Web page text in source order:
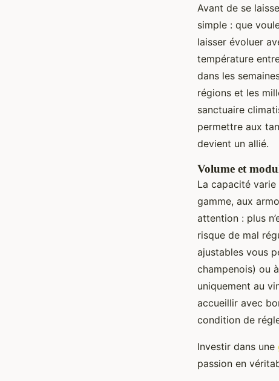
Avant de se
simple : que
laisser évoluer
température
dans les
régions et les
sanctuaire
permettre aux
devient un allié.
Volume et
La capacité
gamme, aux
attention : plus
risque de mal
ajustables vous
champenois) ou
uniquement au
accueillir avec
condition de
Investir dans une
passion en